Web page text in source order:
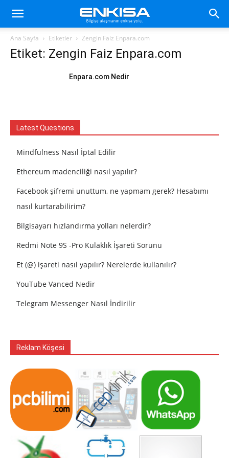
Ana Sayfa Etiketler Zengin Faiz Enpara.com
Etiket: Zengin Faiz Enpara.com
Enpara.com Nedir
Latest Questions
Mindfulness Nasıl İptal Edilir
Ethereum madenciliği nasıl yapılır?
Facebook şifremi unuttum, ne yapmam gerek? Hesabımı
nasıl kurtarabilirim?
Bilgisayarı hızlandırma yolları nelerdir?
Redmi Note 9S -Pro Kulaklık İşareti Sorunu
Et (@) işareti nasıl yapılır? Nerelerde kullanılır?
YouTube Vanced Nedir
Telegram Messenger Nasıl İndirilir
Reklam Köşesi